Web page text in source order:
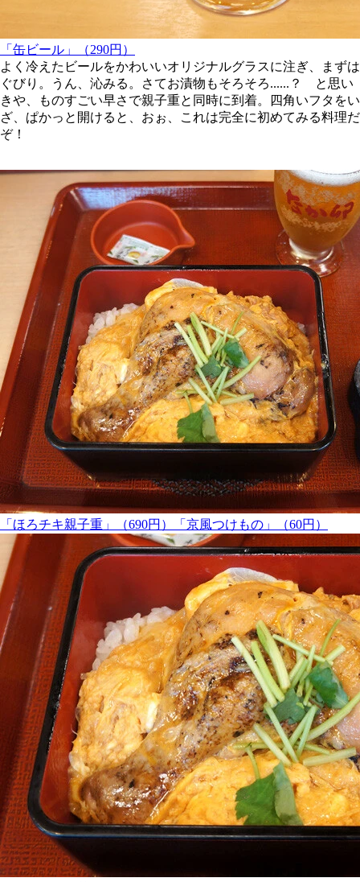
「缶ビール」（290円）
よく冷えたビールをかわいいオリジナルグラスに注ぎ、まずは
ぐびり。うん、沁みる。さてお漬物もそろそろ......？ と思い
きや、ものすごい早さで親子重と同時に到着。四角いフタをい
ざ、ぱかっと開けると、おぉ、これは完全に初めてみる料理だ
ぞ！
「ほろチキ親子重」（690円）「京風つけもの」（60円）